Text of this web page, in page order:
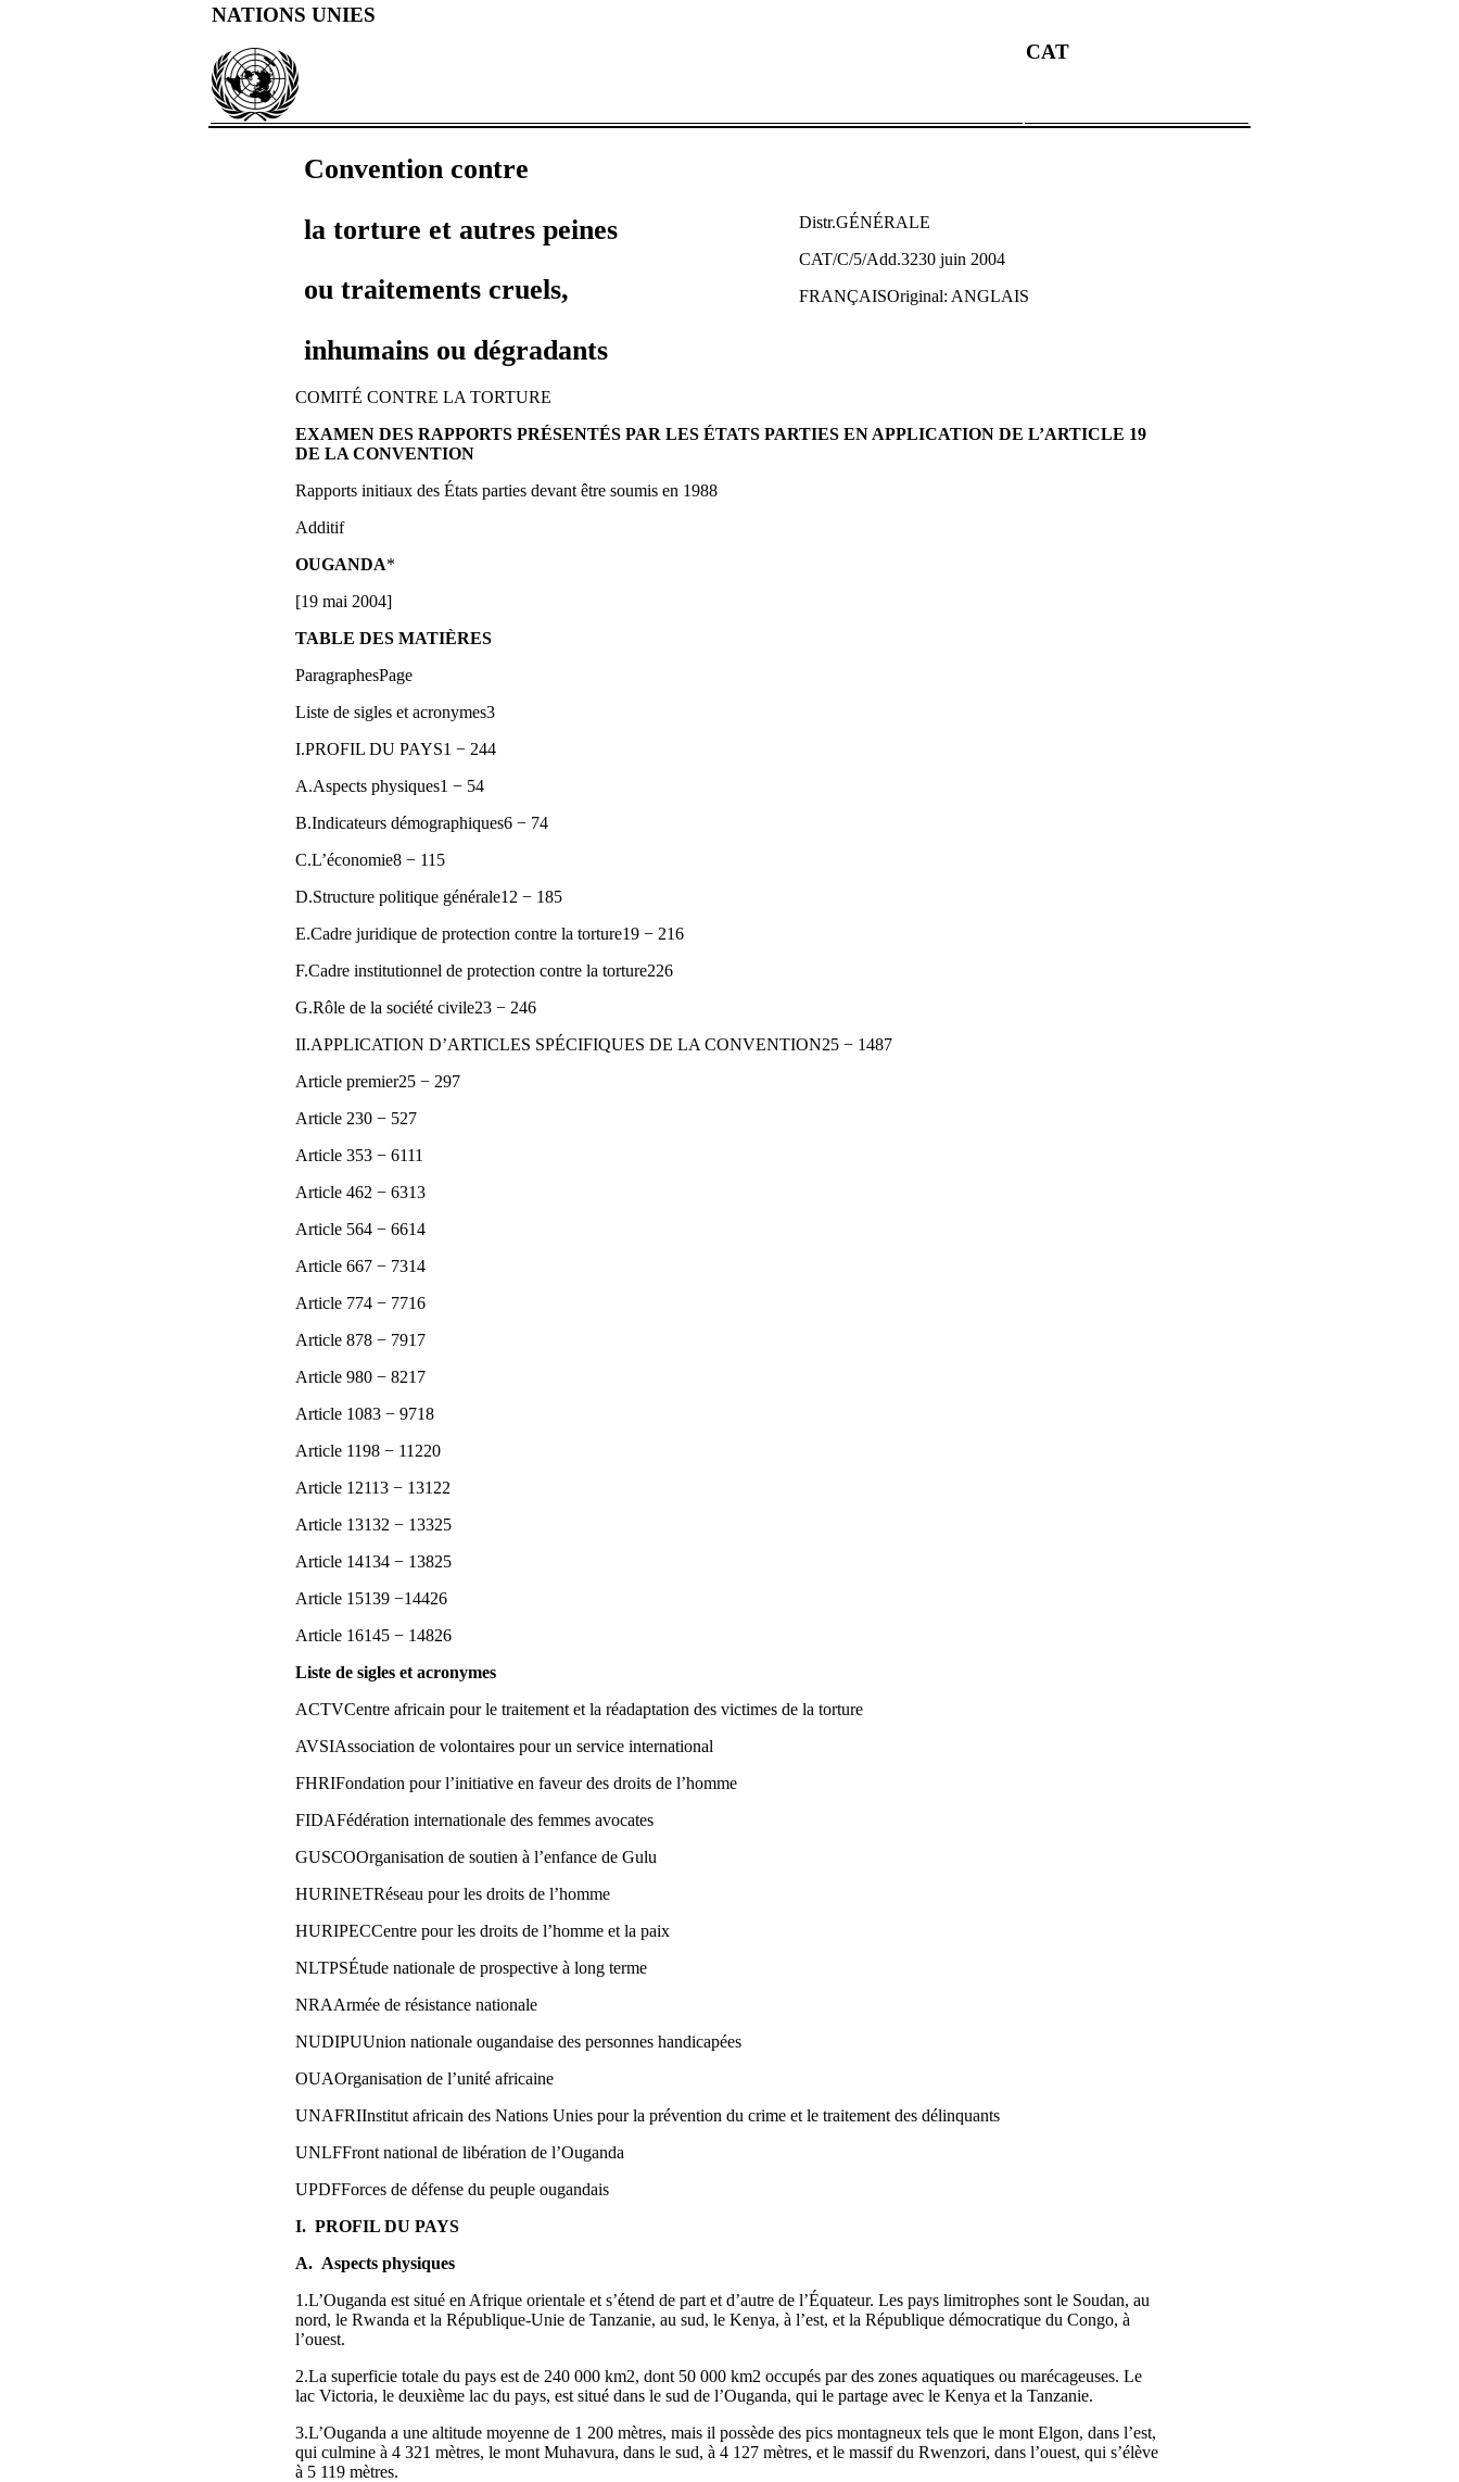
NATIONS UNIES
CAT
Convention contre
la torture et autres peines
ou traitements cruels,
inhumains ou dégradants
Distr.GÉNÉRALE
CAT/C/5/Add.3230 juin 2004
FRANÇAISOriginal: ANGLAIS
COMITÉ CONTRE LA TORTURE
EXAMEN DES RAPPORTS PRÉSENTÉS PAR LES ÉTATS PARTIES EN APPLICATION DE L’ARTICLE 19
DE LA CONVENTION
Rapports initiaux des États parties devant être soumis en 1988
Additif
OUGANDA*
[19 mai 2004]
TABLE DES MATIÈRES
ParagraphesPage
Liste de sigles et acronymes3
I.PROFIL DU PAYS1 − 244
A.Aspects physiques1 − 54
B.Indicateurs démographiques6 − 74
C.L’économie8 − 115
D.Structure politique générale12 − 185
E.Cadre juridique de protection contre la torture19 − 216
F.Cadre institutionnel de protection contre la torture226
G.Rôle de la société civile23 − 246
II.APPLICATION D’ARTICLES SPÉCIFIQUES DE LA CONVENTION25 − 1487
Article premier25 − 297
Article 230 − 527
Article 353 − 6111
Article 462 − 6313
Article 564 − 6614
Article 667 − 7314
Article 774 − 7716
Article 878 − 7917
Article 980 − 8217
Article 1083 − 9718
Article 1198 − 11220
Article 12113 − 13122
Article 13132 − 13325
Article 14134 − 13825
Article 15139 −14426
Article 16145 − 14826
Liste de sigles et acronymes
ACTVCentre africain pour le traitement et la réadaptation des victimes de la torture
AVSIAssociation de volontaires pour un service international
FHRIFondation pour l’initiative en faveur des droits de l’homme
FIDAFédération internationale des femmes avocates
GUSCOOrganisation de soutien à l’enfance de Gulu
HURINETRéseau pour les droits de l’homme
HURIPECCentre pour les droits de l’homme et la paix
NLTPSÉtude nationale de prospective à long terme
NRAArmée de résistance nationale
NUDIPUUnion nationale ougandaise des personnes handicapées
OUAOrganisation de l’unité africaine
UNAFRIInstitut africain des Nations Unies pour la prévention du crime et le traitement des délinquants
UNLFFront national de libération de l’Ouganda
UPDFForces de défense du peuple ougandais
I. PROFIL DU PAYS
A. Aspects physiques
1.L’Ouganda est situé en Afrique orientale et s’étend de part et d’autre de l’Équateur. Les pays limitrophes sont le Soudan, au
nord, le Rwanda et la République-Unie de Tanzanie, au sud, le Kenya, à l’est, et la République démocratique du Congo, à
l’ouest.
2.La superficie totale du pays est de 240 000 km2, dont 50 000 km2 occupés par des zones aquatiques ou marécageuses. Le
lac Victoria, le deuxième lac du pays, est situé dans le sud de l’Ouganda, qui le partage avec le Kenya et la Tanzanie.
3.L’Ouganda a une altitude moyenne de 1 200 mètres, mais il possède des pics montagneux tels que le mont Elgon, dans l’est,
qui culmine à 4 321 mètres, le mont Muhavura, dans le sud, à 4 127 mètres, et le massif du Rwenzori, dans l’ouest, qui s’élève
à 5 119 mètres.